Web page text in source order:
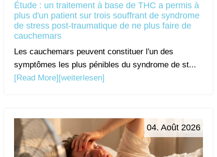
Étude : un traitement à base de THC a permis à
plus d'un patient sur trois souffrant de syndrome
de stress post-traumatique de ne plus faire de
cauchemars
Les cauchemars peuvent constituer l'un des
symptômes les plus pénibles du syndrome de st...
[Read More] [weiterlesen]
04. Août 2026